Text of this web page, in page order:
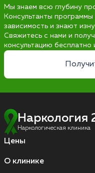
Мы знаем всю глубину
Консультанты
зависимость и знают
Свяжитесь с нами и
консультацию бесплатно
Наркология
Наркологическая клиника
Цены
О клинике